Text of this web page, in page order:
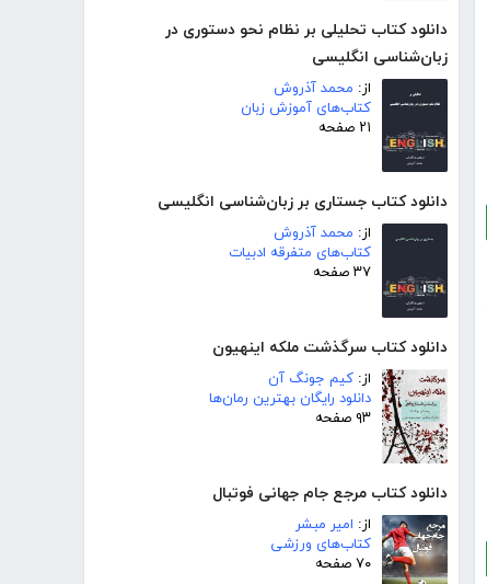
دانلود کتاب تحلیلی بر نظام نحو دستوری در
زبان‌شناسی انگلیسی
از: محمد آذروش
کتاب‌های آموزش زبان
۲۱ صفحه
دانلود کتاب جستاری بر زبان‌شناسی انگلیسی
از: محمد آذروش
کتاب‌های متفرقه ادبیات
۳۷ صفحه
دانلود کتاب سرگذشت ملکه اینهیون
از: کیم جونگ آن
دانلود رایگان بهترین رمان‌ها
۹۳ صفحه
دانلود کتاب مرجع جام جهانی فوتبال
از: امیر مبشر
کتاب‌های ورزشی
۷۰ صفحه